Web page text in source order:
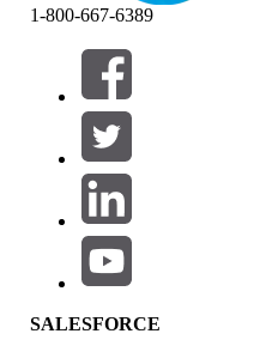
Filtre (0)
VÆLG FILTRE
Produktområde
Funktionspåvirkning
1-800-667-6389
SALESFORCE